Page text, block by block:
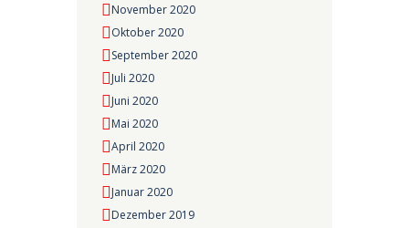
November 2020
Oktober 2020
September 2020
Juli 2020
Juni 2020
Mai 2020
April 2020
März 2020
Januar 2020
Dezember 2019